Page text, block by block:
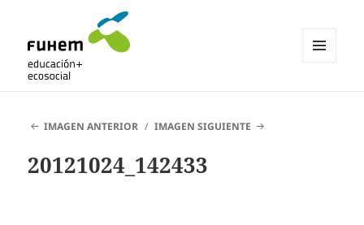
IMAGEN ANTERIOR IMAGEN SIGUIENTE
20121024_142433